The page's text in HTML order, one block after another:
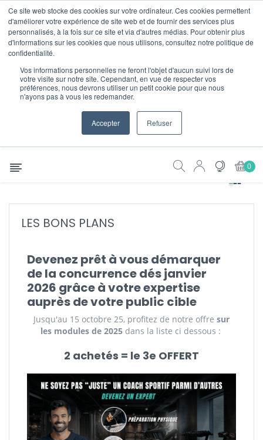
Ce site web stocke des cookies sur votre ordinateur. Ces cookies permettent
d'améliorer votre expérience de site web et de fournir des services plus
personnalisés, à la fois sur ce site et via d'autres médias. Pour obtenir plus
d'informations sur les cookies que nous utilisons, consultez notre politique de
confidentialité.
Vos informations personnelles ne feront l'objet d'aucun suivi lors de
votre visite sur notre site. Cependant, en vue de respecter vos
préférences, nous devrons utiliser un petit cookie pour que nous
n'ayons pas à vous les redemander.
Accepter Refuser
contact@vitalys-formation.com |
Basculer
☰ 0
LES BONS PLANS
Devenez prêt à vous démarquer
de la concurrence dés janvier
2026 grâce à votre expertise
auprès de votre public cible
Jusqu'au 15 octobre 25, profitez de notre offre sur
les modules de 2025dans la liste ci dessous :
2 achetés = le 3e OFFERT